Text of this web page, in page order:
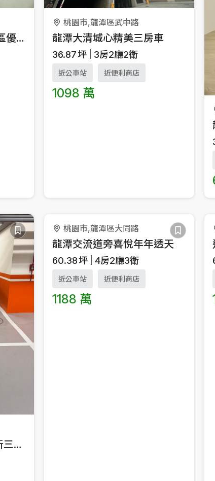
稀有釋出 新希臘地中海區優質三房車 超值物件 可談
桃園市,龍潭區武中路
龍潭大清城心精美三房車
36.87坪 3房2廳2衛
近公車站 近便利商店
1098 萬
龍潭近山仔頂商圈屋齡新三房平車
桃園市,龍潭區大同路
龍潭交流道旁喜悅年年透天
60.38坪 4房2廳3衛
近公車站 近便利商店
1188 萬